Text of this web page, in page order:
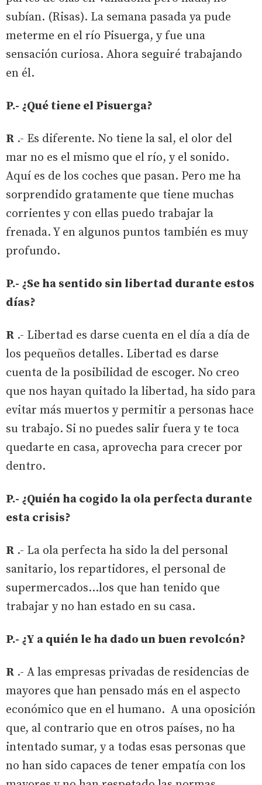
subían. (Risas). La semana pasada ya pude
meterme en el río Pisuerga, y fue una
sensación curiosa. Ahora seguiré trabajando
en él.
P.- ¿Qué tiene el Pisuerga?
R .- Es diferente. No tiene la sal, el olor del
mar no es el mismo que el río, y el sonido.
Aquí es de los coches que pasan. Pero me ha
sorprendido gratamente que tiene muchas
corrientes y con ellas puedo trabajar la
frenada. Y en algunos puntos también es muy
profundo.
P.- ¿Se ha sentido sin libertad durante estos
días?
R .- Libertad es darse cuenta en el día a día de
los pequeños detalles. Libertad es darse
cuenta de la posibilidad de escoger. No creo
que nos hayan quitado la libertad, ha sido para
evitar más muertos y permitir a personas hace
su trabajo. Si no puedes salir fuera y te toca
quedarte en casa, aprovecha para crecer por
dentro.
P.- ¿Quién ha cogido la ola perfecta durante
esta crisis?
R .- La ola perfecta ha sido la del personal
sanitario, los repartidores, el personal de
supermercados…los que han tenido que
trabajar y no han estado en su casa.
P.- ¿Y a quién le ha dado un buen revolcón?
R .- A las empresas privadas de residencias de
mayores que han pensado más en el aspecto
económico que en el humano. A una oposición
que, al contrario que en otros países, no ha
intentado sumar, y a todas esas personas que
no han sido capaces de tener empatía con los